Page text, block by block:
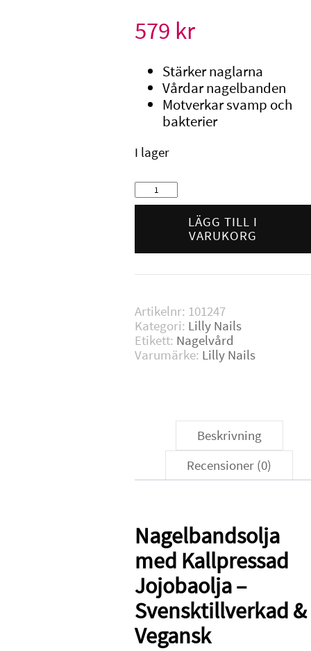
579 kr
Stärker naglarna
Vårdar nagelbanden
Motverkar svamp och
bakterier
I lager
Lilly
Nails
Oil
100
mängd
LÄGG TILL I
VARUKORG
Artikelnr: 101247
Kategori: Lilly Nails
Etikett: Nagelvård
Varumärke: Lilly Nails
Beskrivning
Recensioner (0)
Nagelbandsolja
med Kallpressad
Jojobaolja –
Svensktillverkad &
Vegansk